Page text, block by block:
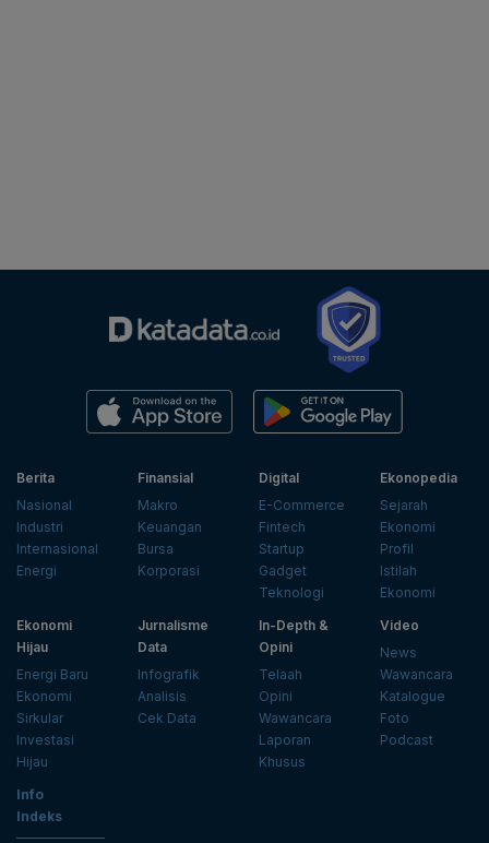
Berita
Nasional
Industri
Internasional
Energi
Finansial
Makro
Keuangan
Bursa
Korporasi
Digital
E-Commerce
Fintech
Startup
Gadget
Teknologi
Ekonopedia
Sejarah
Ekonomi
Profil
Istilah
Ekonomi
Ekonomi
Hijau
Energi Baru
Ekonomi
Sirkular
Investasi
Hijau
Jurnalisme
Data
Infografik
Analisis
Cek Data
In-Depth &
Opini
Telaah
Opini
Wawancara
Laporan
Khusus
Video
News
Wawancara
Katalogue
Foto
Podcast
Info
Indeks